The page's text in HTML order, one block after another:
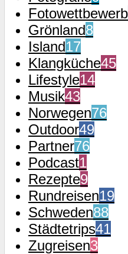
Fotowettbewerb
Grönland8
Island17
Klangküche45
Lifestyle14
Musik43
Norwegen76
Outdoor49
Partner76
Podcast1
Rezepte9
Rundreisen19
Schweden88
Städtetrips41
Zugreisen3